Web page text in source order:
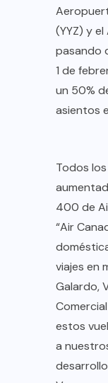
(YYZ) y
pasando
1 de
un 50%
asientos
Todos
400 de
“Air
viajes en
Galardo,
estos
a